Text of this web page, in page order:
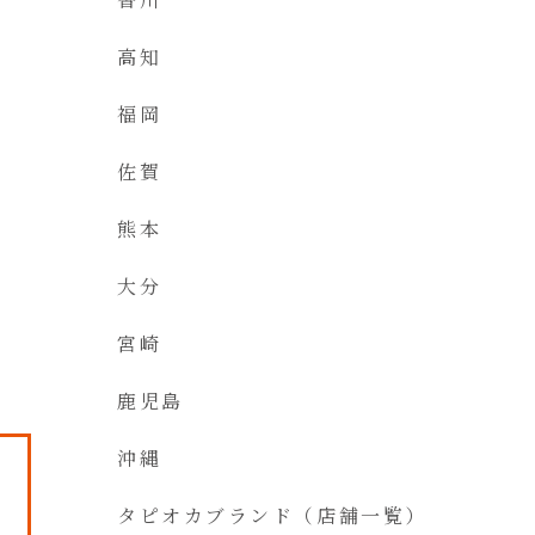
高知
福岡
佐賀
熊本
大分
宮崎
鹿児島
沖縄
タピオカブランド（店舗一覧）